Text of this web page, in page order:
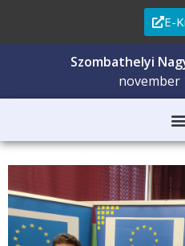
E-
Szombathelyi
november